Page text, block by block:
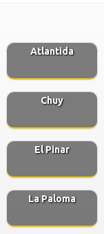
Atlantida
Chuy
El Pinar
La Paloma